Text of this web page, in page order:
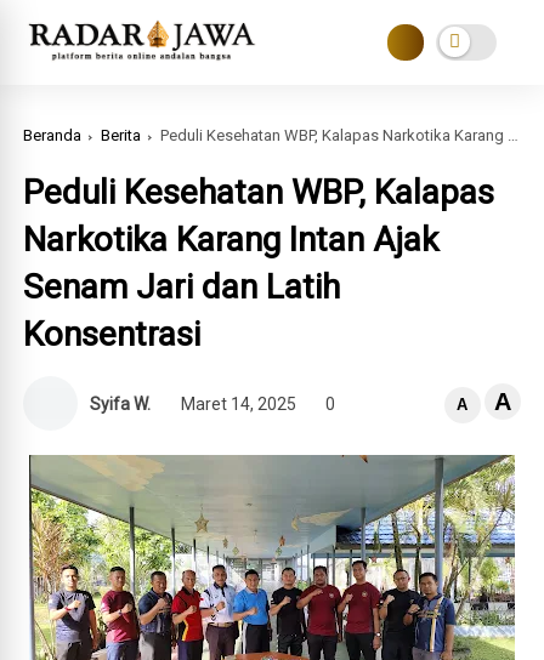
Beranda Berita Peduli Kesehatan WBP, Kalapas Narkotika Karang Intan Ajak Senam Jari dan Latih Konsentrasi
Peduli Kesehatan WBP, Kalapas
Narkotika Karang Intan Ajak
Senam Jari dan Latih
Konsentrasi
Syifa W. Maret 14, 2025 0 A A